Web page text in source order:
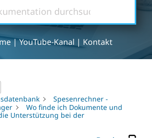
|YouTube-Kanal | Kontakt
Spesenrechner -
Wo finde ich Dokumente und
Unterstützung bei der